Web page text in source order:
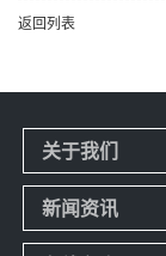
返回列表
关于我们
新闻资讯